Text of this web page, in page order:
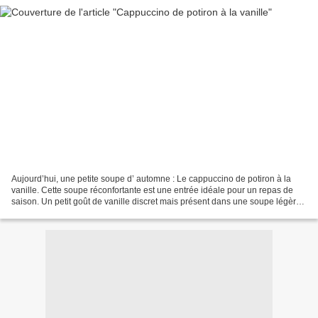
Aujourd’hui, une petite soupe d’ automne : Le cappuccino de potiron à la
vanille. Cette soupe réconfortante est une entrée idéale pour un repas de
saison. Un petit goût de vanille discret mais présent dans une soupe légère ,